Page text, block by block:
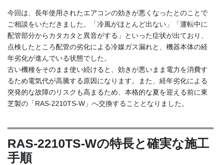
今回は、長年使用されたエアコンの効きが悪くなったとのことで
ご相談をいただきました。「冷風がほとんど出ない」「運転中に
配管部分からカタカタと異音がする」といった症状が出ており、
点検したところ配管の劣化による冷媒ガス漏れと、機器本体の経
年劣化が進んでいる状態でした。
古い機種をそのまま使い続けると、効きが悪いまま電力を消費す
るため電気代が高騰する原因になります。また、経年劣化による
突発的な故障のリスクも高まるため、本格的な夏を迎える前に東
芝製の「RAS-2210TS-W」へ交換することとなりました。
RAS-2210TS-Wの特長と確実な施工
手順